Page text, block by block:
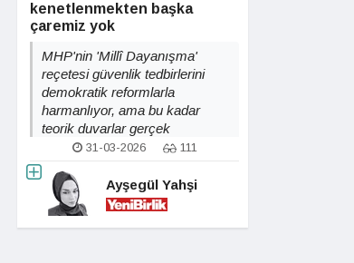
kenetlenmekten başka
çaremiz yok
MHP'nin 'Millî Dayanışma'
reçetesi güvenlik tedbirlerini
demokratik reformlarla
harmanlıyor, ama bu kadar
teorik duvarlar gerçek
çatışmaları durdurabilir mi?
31-03-2026 111
Ayşegül Yahşi